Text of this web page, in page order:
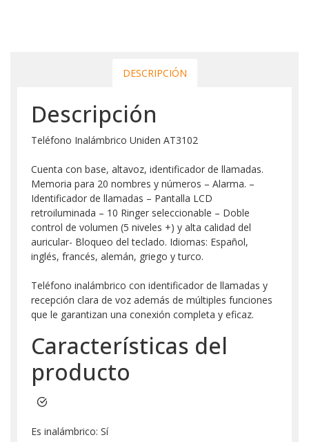
DESCRIPCIÓN
Descripción
Teléfono Inalámbrico Uniden AT3102
Cuenta con base, altavoz, identificador de llamadas.
Memoria para 20 nombres y números – Alarma. –
Identificador de llamadas – Pantalla LCD
retroiluminada – 10 Ringer seleccionable – Doble
control de volumen (5 niveles +) y alta calidad del
auricular- Bloqueo del teclado. Idiomas: Español,
inglés, francés, alemán, griego y turco.
Teléfono inalámbrico con identificador de llamadas y
recepción clara de voz además de múltiples funciones
que le garantizan una conexión completa y eficaz.
Características del
producto
Es inalámbrico: Sí